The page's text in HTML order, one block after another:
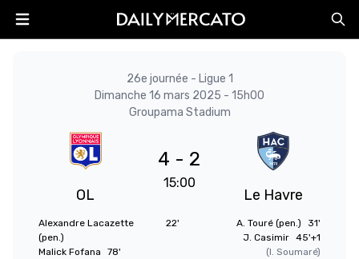
26e journée - Ligue 1
Dimanche 16 mars 2025 - 15h00
Groupama Stadium
OL
4 - 2
15:00
Le Havre
Alexandre Lacazette
(pen.)
22'
Malick Fofana
78'
A. Touré (pen.)
31'
J. Casimir 45'+1
(I. Soumaré)